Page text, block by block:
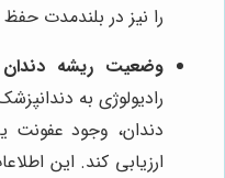
را نیز در بلندمدت
وضعیت ریشه
رادیولوژی به
دندان، وجود عفونت
ارزیابی کند. این